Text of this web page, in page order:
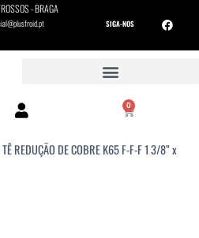
- BRAGA
SIGA-NOS
0
TÊ REDUÇÃO DE COBRE K65 F-F-F 1 3/8” x